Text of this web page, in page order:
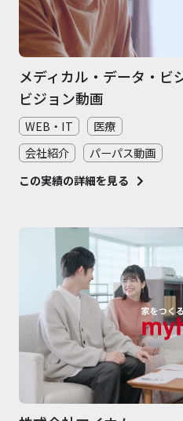
メディカル・データ・ビ
ビジョン動画
WEB・IT
医療
会社紹介
パーパス動画
この実績の詳細を見る